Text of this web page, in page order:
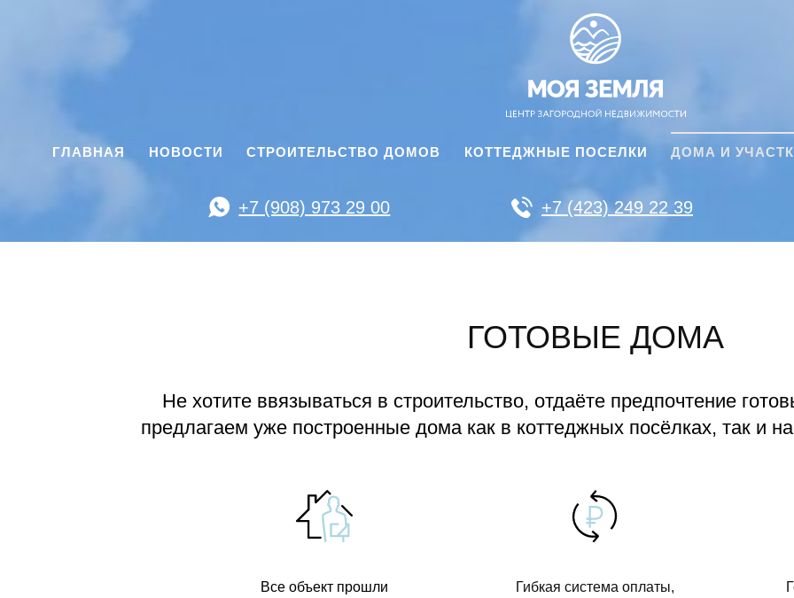
ГЛАВНАЯ НОВОСТИ СТРОИТЕЛЬСТВО ДОМОВ КОТТЕДЖНЫЕ ПОСЕЛКИ ДОМА И
+7 (908) 973 29 00 +7 (423) 249 22 39
ГОТОВЫЕ ДОМА
Не хотите ввязываться в строительство, отдаёте предпочтение
предлагаем уже построенные дома как в коттеджных посёлках, так и
Все объект прошли
Гибкая система оплаты,